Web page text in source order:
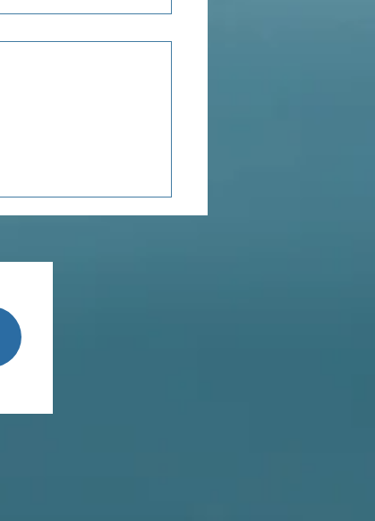
autres...